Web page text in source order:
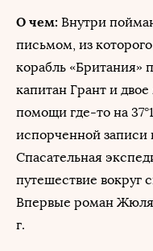
О чем: Внутри
письмом, из
корабль «Британия»
капитан Грант и
помощи где-то на
испорченной записи
Спасательная
путешествие вокруг
Впервые роман Жюля
г.